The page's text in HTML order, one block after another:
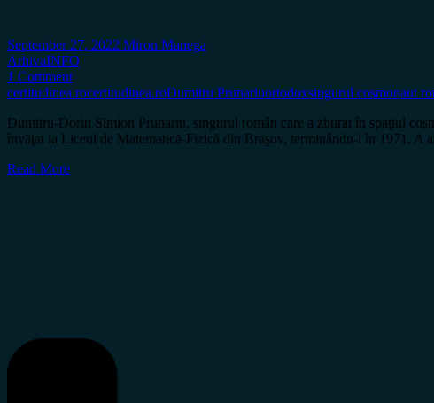
September 27, 2022 Miron Manega
ArhivaINFO
1 Comment
certitudinea.rocertitudinea.roDumitru Prunariuortodoxsingurul cosmonaut
Dumitru-Dorin Simion Prunariu, singurul român care a zburat în spaţiul
învăţat la Liceul de Matematică-Fizică din Braşov, terminându-l în 1971.
Read More